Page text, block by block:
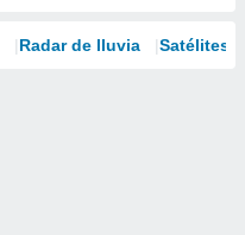
Radar de lluvia Satélites